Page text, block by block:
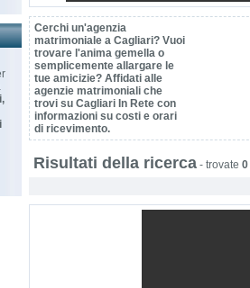
Cerchi un'agenzia
matrimoniale a Cagliari? Vuoi
trovare l'anima gemella o
semplicemente allargare le
tue amicizie? Affidati alle
agenzie matrimoniali che
trovi su Cagliari In Rete con
informazioni su costi e orari
di ricevimento.
Risultati della ricerca - trovate 0